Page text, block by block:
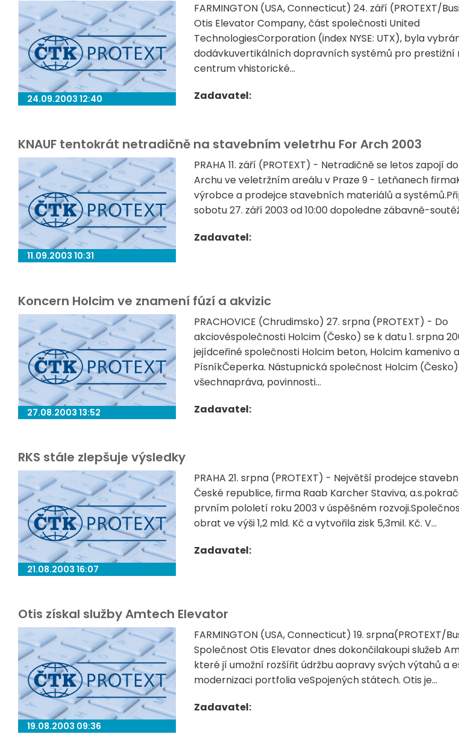
24.09.2003 12:40
FARMINGTON (USA, Connecticut) 24. září (PROTEXT/
Otis Elevator Company, část společnosti United
TechnologiesCorporation (index NYSE: UTX), byla
dodávkuvertikálních dopravních systémů pro prestižní
centrum vhistorické...
Zadavatel:
KNAUF tentokrát netradičně na stavebním veletrhu For Arch 2003
11.09.2003 10:31
PRAHA 11. září (PROTEXT) - Netradičně se letos zapojí
Archu ve veletržním areálu v Praze 9 - Letňanech
výrobce a prodejce stavebních materiálů a
sobotu 27. září 2003 od 10:00 dopoledne zábavně-
Zadavatel:
Koncern Holcim ve znamení fúzí a akvizic
27.08.2003 13:52
PRACHOVICE (Chrudimsko) 27. srpna (PROTEXT) - Do
akciovéspolečnosti Holcim (Česko) se k datu 1. srpna
jejídceřiné společnosti Holcim beton, Holcim kamenivo a
PísníkČeperka. Nástupnická společnost Holcim
všechnapráva, povinnosti...
Zadavatel:
RKS stále zlepšuje výsledky
21.08.2003 16:07
PRAHA 21. srpna (PROTEXT) - Největší prodejce
České republice, firma Raab Karcher Staviva,
prvním pololetí roku 2003 v úspěšném
obrat ve výši 1,2 mld. Kč a vytvořila zisk 5,3mil. Kč. V...
Zadavatel:
Otis získal služby Amtech Elevator
19.08.2003 09:36
FARMINGTON (USA, Connecticut) 19. srpna(PROTEXT/
Společnost Otis Elevator dnes dokončilakoupi služeb
které jí umožní rozšířit údržbu aopravy svých výtahů a
modernizaci portfolia veSpojených státech. Otis je...
Zadavatel: